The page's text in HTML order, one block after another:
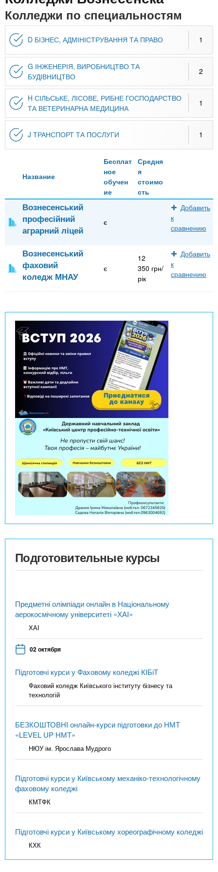
ю
n
t
s
.
i
n
o
х
з
е
д
е
и
За рубежом
Колледжи по специальностям
D БІЗНЕС, АДМІНІСТРУВАННЯ ТА ПРАВО 1
G ІНЖЕНЕРІЯ, ВИРОБНИЦТВО ТА
БУДІВНИЦТВО
2
H СІЛЬСЬКЕ, ЛІСОВЕ, РИБНЕ ГОСПОДАРСТВО
ТА ВЕТЕРИНАРНА МЕДИЦИНА
1
J ТРАНСПОРТ ТА ПОСЛУГИ 1
Название
Бесплат
ное
обучен
ие
Средня
я
стоимо
сть
Вознесенський
професійний
аграрний ліцей
є
Добавить
к
сравнению
Вознесенський
фаховий
коледж МНАУ
є
12
350 грн/
рік
Добавить
к
сравнению
Подготовительные курсы
Предметні олімпіади онлайн в Національному
аерокосмічному університеті «ХАІ»
ХАІ
02 октября
Підготовчі курси у Фаховому коледжі КІБіТ
Фаховий коледж Київського інституту бізнесу та
технологій
БЕЗКОШТОВНІ онлайн-курси підготовки до НМТ
«LEVEL UP НМТ»
НЮУ ім. Ярослава Мудрого
Підготовчі курси у Київському механіко-технологічному
фаховому коледжі
КМТФК
Підготовчі курси у Київському хореографічному коледжі
КХК